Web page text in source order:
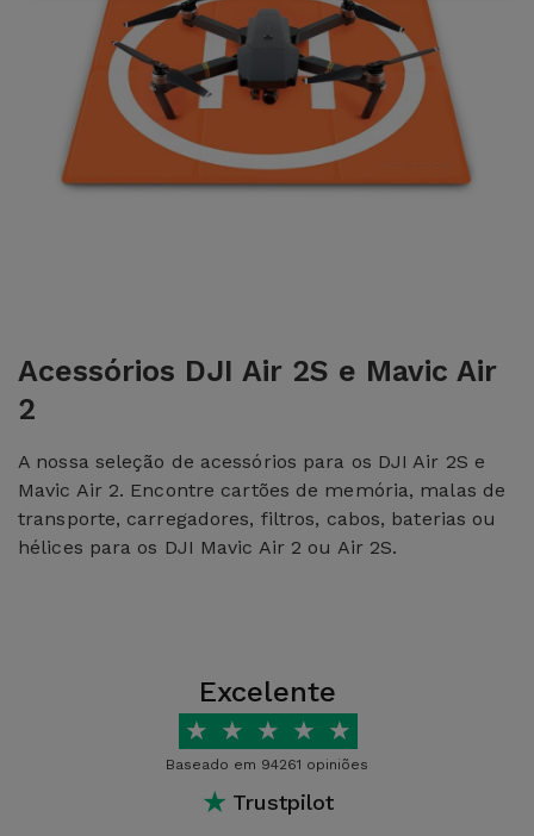
Acessórios DJI Air 2S e Mavic Air
2
A nossa seleção de acessórios para os DJI Air 2S e
Mavic Air 2. Encontre cartões de memória, malas de
transporte, carregadores, filtros, cabos, baterias ou
hélices para os DJI Mavic Air 2 ou Air 2S.
Excelente
★ ★ ★ ★ ★
Baseado em 94261 opiniões
★ Trustpilot